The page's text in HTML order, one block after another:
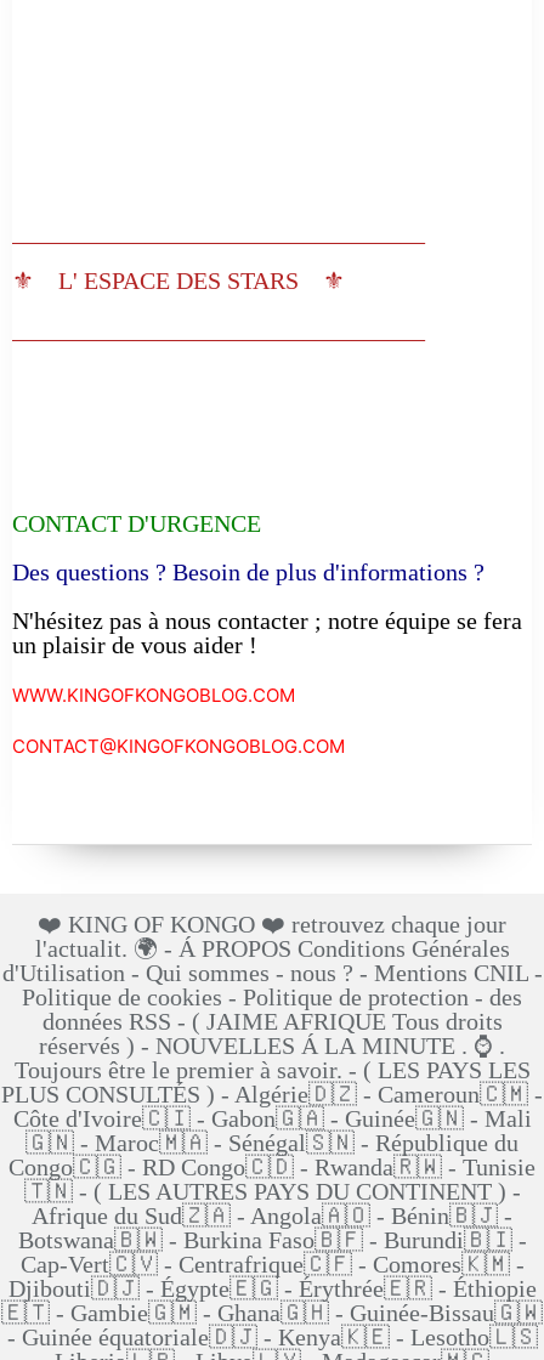
⚜️ L' ESPACE DES STARS ⚜️
CONTACT D'URGENCE
Des questions ? Besoin de plus d'informations ?
N'hésitez pas à nous contacter ; notre équipe se fera
un plaisir de vous aider !
WWW.KINGOFKONGOBLOG.COM
CONTACT@KINGOFKONGOBLOG.COM
❤️ KING OF KONGO ❤️ retrouvez chaque jour
l'actualit. 🌍 - Á PROPOS Conditions Générales
d'Utilisation - Qui sommes - nous ? - Mentions CNIL -
Politique de cookies - Politique de protection - des
données RSS - ( JAIME AFRIQUE Tous droits
réservés ) - NOUVELLES Á LA MINUTE . ⌚ .
Toujours être le premier à savoir. - ( LES PAYS LES
PLUS CONSULTÉS ) - Algérie🇩🇿 - Cameroun🇨🇲 -
Côte d'Ivoire🇨🇮 - Gabon🇬🇦 - Guinée🇬🇳 - Mali
🇬🇳 - Maroc🇲🇦 - Sénégal🇸🇳 - République du
Congo🇨🇬 - RD Congo🇨🇩 - Rwanda🇷🇼 - Tunisie
🇹🇳 - ( LES AUTRES PAYS DU CONTINENT ) -
Afrique du Sud🇿🇦 - Angola🇦🇴 - Bénin🇧🇯 -
Botswana🇧🇼 - Burkina Faso🇧🇫 - Burundi🇧🇮 -
Cap-Vert🇨🇻 - Centrafrique🇨🇫 - Comores🇰🇲 -
Djibouti🇩🇯 - Égypte🇪🇬 - Érythrée🇪🇷 - Éthiopie
🇪🇹 - Gambie🇬🇲 - Ghana🇬🇭 - Guinée-Bissau🇬🇼
- Guinée équatoriale🇩🇯 - Kenya🇰🇪 - Lesotho🇱🇸